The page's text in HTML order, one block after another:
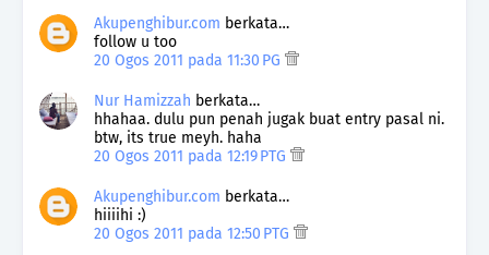
Akupenghibur.com berkata…
follow u too
20 Ogos 2011 pada 11:30 PG
Nur Hamizzah berkata…
hhahaa. dulu pun penah jugak buat entry pasal ni.
btw, its true meyh. haha
20 Ogos 2011 pada 12:19 PTG
Akupenghibur.com berkata…
hiiiihi :)
20 Ogos 2011 pada 12:50 PTG